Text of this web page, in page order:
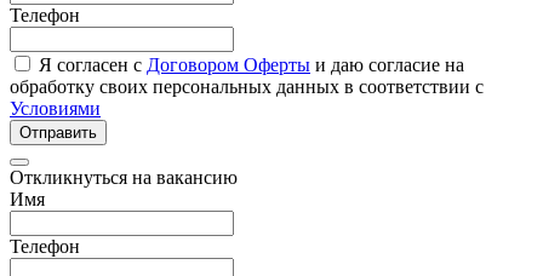
Телефон
Я согласен с Договором Оферты и даю согласие на
обработку своих персональных данных в соответствии с
Условиями
Отправить
Откликнуться на вакансию
Имя
Телефон